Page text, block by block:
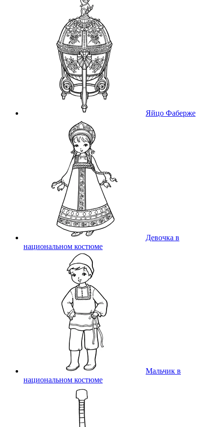
Яйцо Фаберже
Девочка в
национальном костюме
Мальчик в
национальном костюме